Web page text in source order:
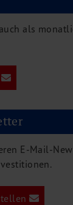
als
E-Mail-